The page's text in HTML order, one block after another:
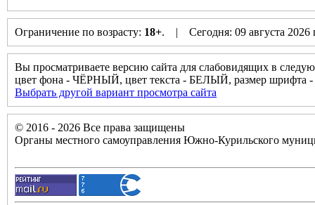
Ограничение по возрасту: 18+. | Сегодня: 09 августа
Вы просматриваете версию сайта для слабовидящих в
цвет фона - ЧЁРНЫЙ, цвет текста - БЕЛЫЙ, размер
Выбрать другой вариант просмотра сайта
© 2016 - 2026 Все права защищены
Органы местного самоуправления Южно-Курильского